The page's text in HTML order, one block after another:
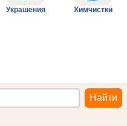
Украшения Химчистки